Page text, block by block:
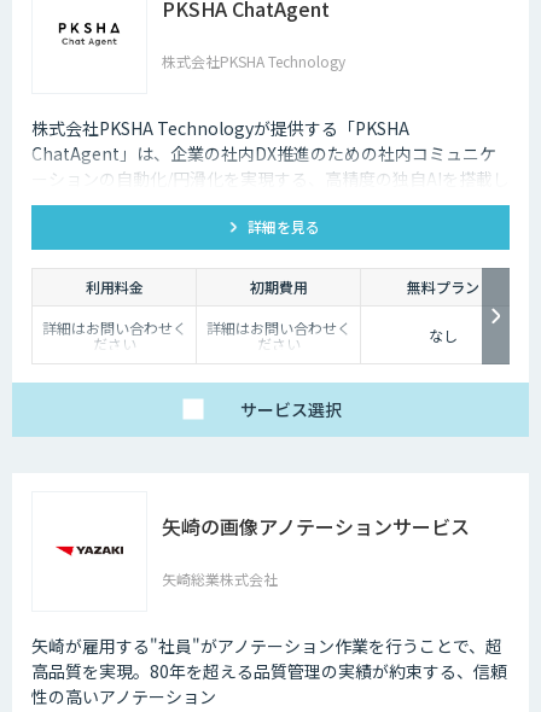
PKSHA ChatAgent
株式会社PKSHA Technology
株式会社PKSHA Technologyが提供する「PKSHA
ChatAgent」は、企業の社内DX推進のための社内コミュニケ
ーションの自動化/円滑化を実現する、高精度の独自AIを搭載し
たチャットボットです。
詳細を見る
利用料金 初期費用
無料プラン
詳細はお問い合わせく
ださい
詳細はお問い合わせく
ださい なし
サービス選択
矢崎の画像アノテーションサービス
矢崎総業株式会社
矢崎が雇用する"社員"がアノテーション作業を行うことで、超
高品質を実現。80年を超える品質管理の実績が約束する、信頼
性の高いアノテーション